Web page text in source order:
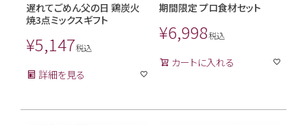
遅れてごめん父の日 鶏炭火
焼3点ミックスギフト
¥5,147税込
詳細を見る
期間限定 プロ食材セット
¥6,998税込
カートに入れる